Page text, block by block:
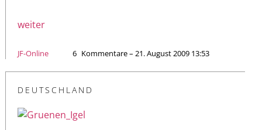
weiter
JF-Online 6 Kommentare – 21. August 2009 13:53
DEUTSCHLAND